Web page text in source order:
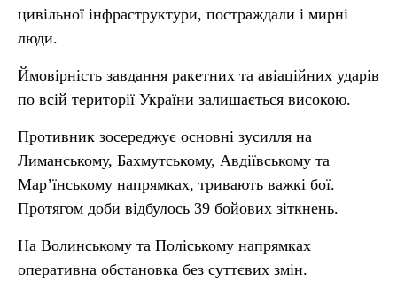
цивільної інфраструктури, постраждали і мирні
люди.
Ймовірність завдання ракетних та авіаційних ударів
по всій території України залишається високою.
Противник зосереджує основні зусилля на
Лиманському, Бахмутському, Авдіївському та
Мар’їнському напрямках, тривають важкі бої.
Протягом доби відбулось 39 бойових зіткнень.
На Волинському та Поліському напрямках
оперативна обстановка без суттєвих змін.